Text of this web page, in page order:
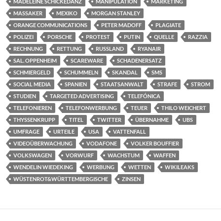
MADELEINE SCHICKEDANZ
MANIPULATION
MARKETING
MASSAKER
MEXIKO
MORGAN STANLEY
ORANGE COMMUNICATIONS
PETER MADOFF
PLAGIATE
POLIZEI
PORSCHE PROTEST PUTIN QUELLE
RAZZIA
RECHNUNG
RETTUNG RUSSLAND
RYANAIR
SAL. OPPENHEIM
SCAREWARE
SCHADENERSATZ
SCHMIERGELD
SCHUMMELN SKANDAL
SMS
SOCIAL MEDIA
SPANIEN STAATSANWALT STRAFE
STROM
STUDIEN
TARGETED ADVERTISING
TELEFÓNICA
TELEFONIEREN
TELEFONWERBUNG TEUER
THILO WEICHERT
THYSSENKRUPP
TITEL TWITTER ÜBERNAHME
UBS
UMFRAGE
URTEILE USA
VATTENFALL
VIDEOÜBERWACHUNG
VODAFONE
VOLKER BOUFFIER
VOLKSWAGEN
VORWURF WACHSTUM
WAFFEN
WENDELIN WIEDEKING
WERBUNG WETTEN
WIKILEAKS
WÜSTENROT&WÜRTTEMBERGISCHE
ZINSEN